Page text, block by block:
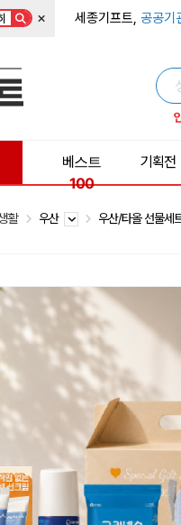
× 세종기프트, 공공기
베스트
100
기획전
활 우산 우산/타올 선물세